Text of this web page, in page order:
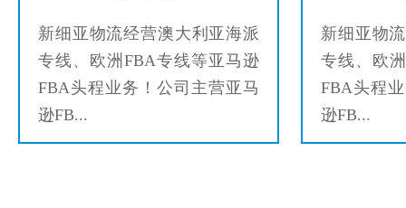
新细亚物流经营澳大利亚海派
专线、欧洲FBA专线等亚马逊
FBA头程业务！公司主营亚马
逊FB...
新细亚物
专线、欧
FBA头程
逊FB...